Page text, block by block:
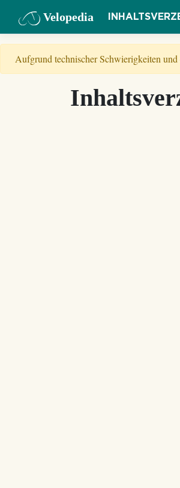
Velopedia
Aufgrund technischer Schwierigkeiten